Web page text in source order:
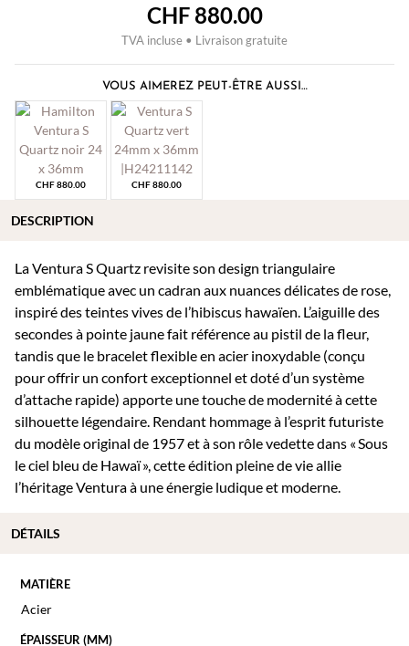
CHF880.00
TVA incluse • Livraison gratuite
VOUS AIMEREZ PEUT-ÊTRE AUSSI…
CHF880.00 CHF880.00
La Ventura S Quartz revisite son design triangulaire
emblématique avec un cadran aux nuances délicates de rose,
inspiré des teintes vives de l’hibiscus hawaïen. L’aiguille des
secondes à pointe jaune fait référence au pistil de la fleur,
tandis que le bracelet flexible en acier inoxydable (conçu
pour offrir un confort exceptionnel et doté d’un système
d’attache rapide) apporte une touche de modernité à cette
silhouette légendaire. Rendant hommage à l’esprit futuriste
du modèle original de 1957 et à son rôle vedette dans « Sous
le ciel bleu de Hawaï », cette édition pleine de vie allie
l’héritage Ventura à une énergie ludique et moderne.
MATIÈRE
Acier
ÉPAISSEUR (MM)
DESCRIPTION
DÉTAILS